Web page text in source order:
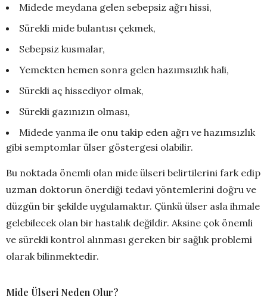
Midede meydana gelen sebepsiz ağrı hissi,
Sürekli mide bulantısı çekmek,
Sebepsiz kusmalar,
Yemekten hemen sonra gelen hazımsızlık hali,
Sürekli aç hissediyor olmak,
Sürekli gazınızın olması,
Midede yanma ile onu takip eden ağrı ve hazımsızlık
gibi semptomlar ülser göstergesi olabilir.
Bu noktada önemli olan mide ülseri belirtilerini fark edip
uzman doktorun önerdiği tedavi yöntemlerini doğru ve
düzgün bir şekilde uygulamaktır. Çünkü ülser asla ihmale
gelebilecek olan bir hastalık değildir. Aksine çok önemli
ve sürekli kontrol alınması gereken bir sağlık problemi
olarak bilinmektedir.
Mide Ülseri Neden Olur?